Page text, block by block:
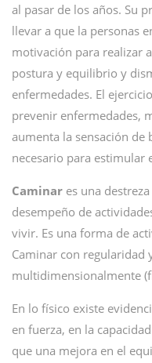
al pasar de los años. Su
llevar a que la personas
motivación para realizar
postura y equilibrio y
enfermedades. El
prevenir enfermedades,
aumenta la sensación de
necesario para estimular
Caminar es una
desempeño de
vivir. Es una forma de
Caminar con
multidimensionalmente
En lo físico existe
en fuerza, en la
que una mejora en el